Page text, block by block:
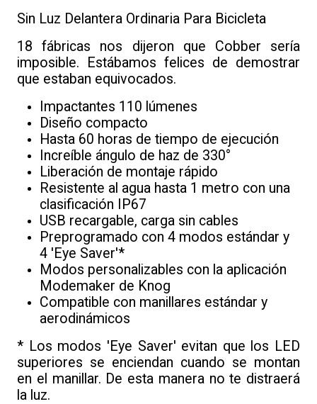
Sin Luz Delantera Ordinaria Para Bicicleta
18 fábricas nos dijeron que Cobber sería
imposible. Estábamos felices de demostrar
que estaban equivocados.
Impactantes 110 lúmenes
Diseño compacto
Hasta 60 horas de tiempo de ejecución
Increíble ángulo de haz de 330°
Liberación de montaje rápido
Resistente al agua hasta 1 metro con una
clasificación IP67
USB recargable, carga sin cables
Preprogramado con 4 modos estándar y
4 'Eye Saver'*
Modos personalizables con la aplicación
Modemaker de Knog
Compatible con manillares estándar y
aerodinámicos
* Los modos 'Eye Saver' evitan que los LED
superiores se enciendan cuando se montan
en el manillar. De esta manera no te distraerá
la luz.